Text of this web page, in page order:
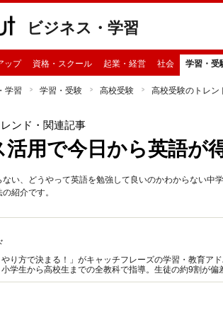
ビジネス・学習
ップ 資格・スクール 起業・経営 社会 学習・受
学習 学習・受験 高校受験 高校受験のトレン
ンド・関連記事
用で今日から英語が
い、どうやって英語を勉強して良いのかわからない中
紹介です。
やり方で決まる！」がキャッチフレーズの学習・教育ア
学生から高校生までの全教科で指導。生徒の約9割が
ッドやモチベーションアップ講座などの講演活動を行